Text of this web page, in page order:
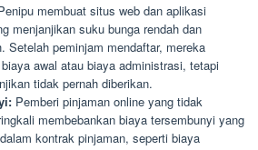
membuat situs web dan aplikasi
menjanjikan suku bunga rendah dan
Setelah peminjam mendaftar, mereka
awal atau biaya administrasi, tetapi
tidak pernah diberikan.
Pemberi pinjaman online yang tidak
membebankan biaya tersembunyi yang
kontrak pinjaman, seperti biaya